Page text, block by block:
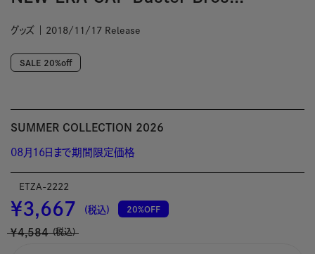
グッズ 2018/11/17 Release
SALE 20%off
SUMMER COLLECTION 2026
08月16日まで期間限定価格
ETZA-2222
20%OFF
￥3,667 (税込)
￥4,584 (税込)